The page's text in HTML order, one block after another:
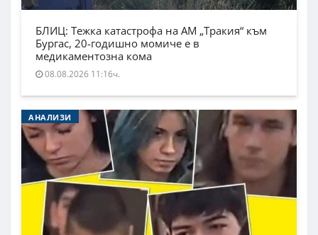
БЛИЦ: Тежка катастрофа на АМ „Тракия“ към
Бургас, 20-годишно момиче е в
медикаментозна кома
08.08.2026 11:16ч.
АНАЛИЗИ